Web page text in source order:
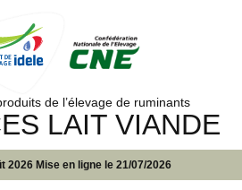
de l’élevage de ruminants
LAIT VIANDE
2026 Mise en ligne le 21/07/2026